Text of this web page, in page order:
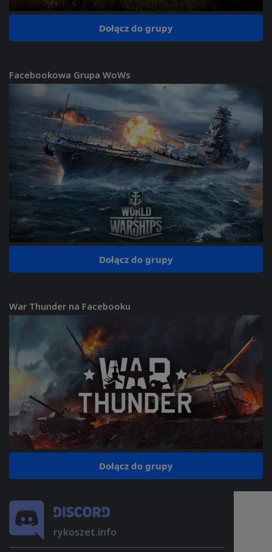
Dołącz do grupy
Facebookowa Grupa WoWs
Dołącz do grupy
War Thunder na Facebooku
Dołącz do grupy
rykoszet.info